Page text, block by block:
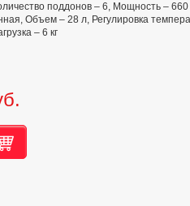
поддонов – 6, Мощность –
Объем – 28 л, Регулировка
– 6 кг